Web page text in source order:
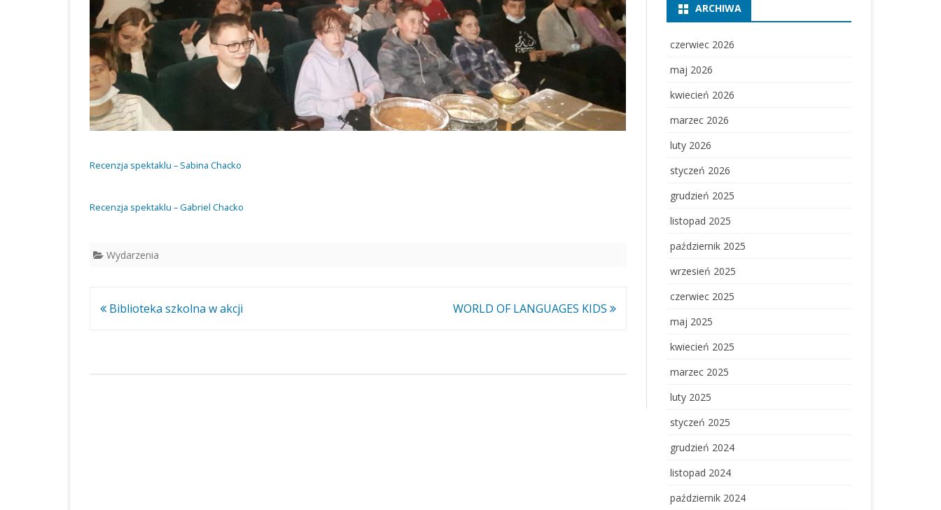
DO STOŁÓWKI SZKOLNEJ
ZESPOŁU SZKOLNO –
PRZEDSZKOLNEGO W
BABOROWIE W 2023 ROKU –
KOLEJNE POSTĘPOWANIE
ZAMAWIAJĄCY NA REALIZACJĘ
ZAMÓWIENIA
PROTOKÓŁ Z OTWARCIA OFERT
– DOSTAWA ŻYWNOŚCI –
KOLEJNE POSTĘPOWANIE
ZAWIADOMIENIE O WYBORZE
OGŁOSZENIE O ZAMÓWIENIU.
ZAKUP I DOSTAWA
BABOROWIE W 2023 ROKU.
ZESPOLE SZKOLNO –
STANOWISKO URZĘDNICZE
Recenzja spektaklu – Sabina Chacko
Recenzja spektaklu – Gabriel Chacko
Wydarzenia
Nawigacja
Biblioteka szkolna w akcji WORLD OF LANGUAGES KIDS
ARCHIWA
czerwiec 2026
maj 2026
kwiecień 2026
marzec 2026
luty 2026
styczeń 2026
grudzień 2025
listopad 2025
październik 2025
wrzesień 2025
czerwiec 2025
maj 2025
kwiecień 2025
marzec 2025
luty 2025
styczeń 2025
grudzień 2024
listopad 2024
październik 2024